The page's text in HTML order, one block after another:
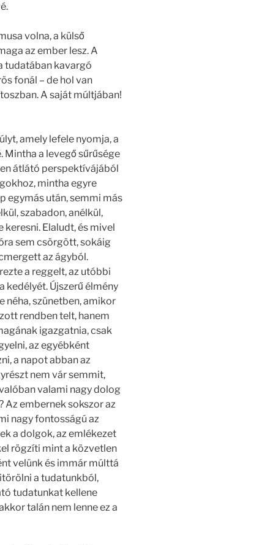
volna, a külső
az ember lesz. A
tudatában kavargó
fonál – de hol van
A saját múltjában!
amely lefele nyomja, a
Mintha a levegő sűrűsége
átlátó perspektívájából
mintha egyre
egymás után, semmi más
szabadon, anélkül,
Elaludt, és mivel
sem csörgött, sokáig
az ágyból.
a reggelt, az utóbbi
kedélyét. Újszerű élmény
néha, szünetben, amikor
rendben telt, hanem
igazgatnia, csak
az egyébként
a napot abban az
nem vár semmit,
valami nagy dolog
Az embernek sokszor az
nagy fontosságú az
a dolgok, az emlékezet
rögzíti mint a közvetlen
velünk és immár múlttá
a tudatunkból,
tudatunkat kellene
talán nem lenne ez a